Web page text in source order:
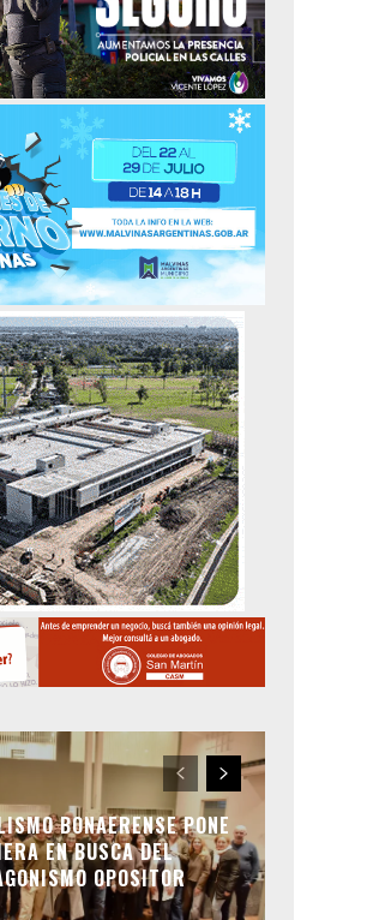
BONAERENSE PONE
EN BUSCA DEL
OPOSITOR